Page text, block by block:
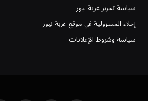
سياسة تحرير غربة نيوز
إخلاء المسؤولية في موقع غربة نيوز
سياسة وشروط الإعلانات